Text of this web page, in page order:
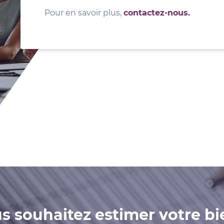
Pour en savoir plus, contactez-nous.
souhaitez estimer votre